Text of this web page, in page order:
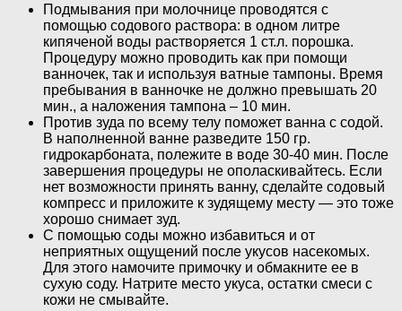
Подмывания при молочнице проводятся с
помощью содового раствора: в одном литре
кипяченой воды растворяется 1 ст.л. порошка.
Процедуру можно проводить как при помощи
ванночек, так и используя ватные тампоны. Время
пребывания в ванночке не должно превышать 20
мин., а наложения тампона – 10 мин.
Против зуда по всему телу поможет ванна с содой.
В наполненной ванне разведите 150 гр.
гидрокарбоната, полежите в воде 30-40 мин. После
завершения процедуры не ополаскивайтесь. Если
нет возможности принять ванну, сделайте содовый
компресс и приложите к зудящему месту — это тоже
хорошо снимает зуд.
С помощью соды можно избавиться и от
неприятных ощущений после укусов насекомых.
Для этого намочите примочку и обмакните ее в
сухую соду. Натрите место укуса, остатки смеси с
кожи не смывайте.